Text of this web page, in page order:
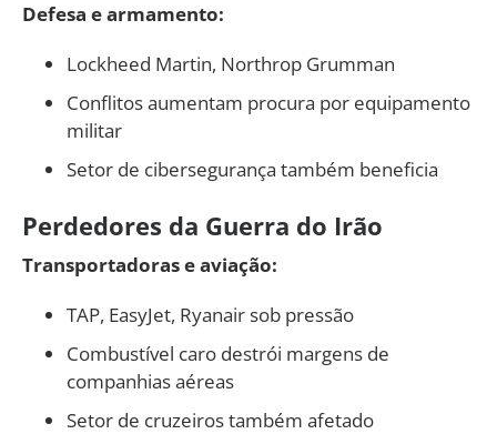
Defesa e armamento:
Lockheed Martin, Northrop Grumman
Conflitos aumentam procura por equipamento
militar
Setor de cibersegurança também beneficia
Perdedores da Guerra do Irão
Transportadoras e aviação:
TAP, EasyJet, Ryanair sob pressão
Combustível caro destrói margens de
companhias aéreas
Setor de cruzeiros também afetado